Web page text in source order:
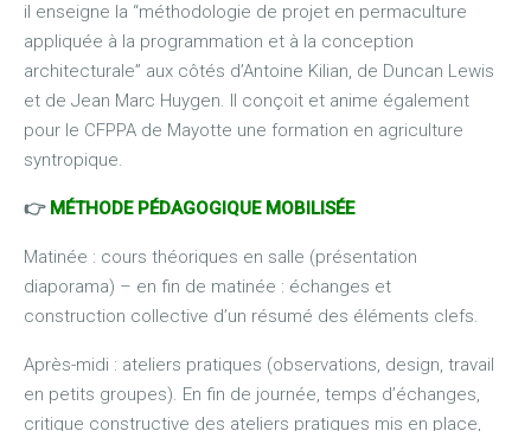
il enseigne la “méthodologie de projet en permaculture
appliquée à la programmation et à la conception
architecturale” aux côtés d’Antoine Kilian, de Duncan Lewis
et de Jean Marc Huygen. Il conçoit et anime également
pour le CFPPA de Mayotte une formation en agriculture
syntropique.
👉 MÉTHODE PÉDAGOGIQUE MOBILISÉE
Matinée : cours théoriques en salle (présentation
diaporama) – en fin de matinée : échanges et
construction collective d’un résumé des éléments clefs.
Après-midi : ateliers pratiques (observations, design, travail
en petits groupes). En fin de journée, temps d’échanges,
critique constructive des ateliers pratiques mis en place,